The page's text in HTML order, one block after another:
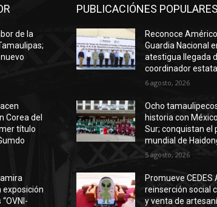
de la
Corea del
título
exposición
PUBLICACIÓNES POPULARES
Reconoce
Guardia Nacional
atestigua llegada
coordinador estatal
6 agosto, 2026
Ocho
historia con
Sur; conquistan el
mundial de
5 agosto, 2026
Promueve
reinserción social
y venta de